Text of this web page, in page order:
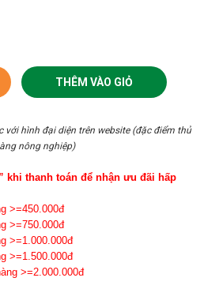
THÊM VÀO GIỎ
với hình đại diện trên website (đặc điểm thủ
nông nghiệp)
khi thanh toán để nhận ưu đãi hấp
>=450.000đ
>=750.000đ
>=1.000.000đ
>=1.500.000đ
>=2.000.000đ